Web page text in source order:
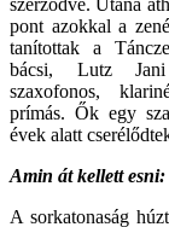
pont azokkal a
tanítottak a
bácsi, Lutz
szaxofonos,
prímás. Ők egy
évek alatt
Amin át kellett
A sorkatonaság